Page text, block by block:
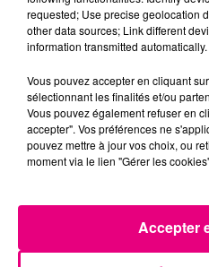
7 mai 2026
BAGNÈRES-DE-
CORNEILLE SIFFLÉ
Luchon (Haute-
incendie ce mercredi 6
À LA UNE
requested; Use precise geolocation
other data sources; Link different
information transmitted automatically.
Vous pouvez accepter en cliquant
sélectionnant les finalités et/ou
Vous pouvez également refuser en
accepter". Vos préférences ne
pouvez mettre à jour vos choix, ou
moment via le lien "Gérer les
Accepter